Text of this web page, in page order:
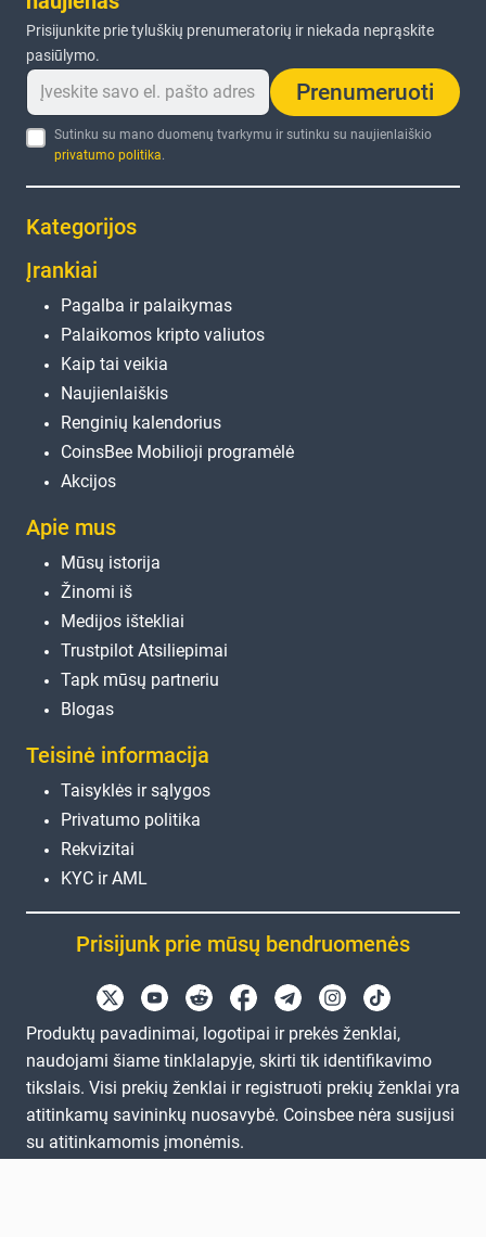
Prisijunkite prie tyluškių prenumeratorių ir niekada neprąskite
pasiūlymo.
Prenumeruoti
Sutinku su mano duomenų tvarkymu ir sutinku su naujienlaiškio
privatumo politika.
Kategorijos
Įrankiai
Pagalba ir palaikymas
Palaikomos kripto valiutos
Kaip tai veikia
Naujienlaiškis
Renginių kalendorius
CoinsBee Mobilioji programėlė
Akcijos
Apie mus
Mūsų istorija
Žinomi iš
Medijos ištekliai
Trustpilot Atsiliepimai
Tapk mūsų partneriu
Blogas
Teisinė informacija
Taisyklės ir sąlygos
Privatumo politika
Rekvizitai
KYC ir AML
Prisijunk prie mūsų bendruomenės
Produktų pavadinimai, logotipai ir prekės ženklai,
naudojami šiame tinklalapyje, skirti tik identifikavimo
tikslais. Visi prekių ženklai ir registruoti prekių ženklai yra
atitinkamų savininkų nuosavybė. Coinsbee nėra susijusi
su atitinkamomis įmonėmis.